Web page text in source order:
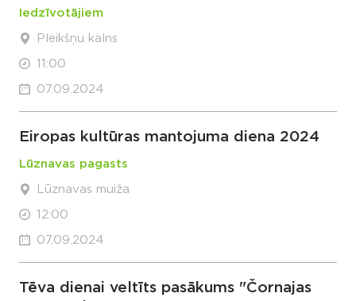
Iedzīvotājiem
Pleikšņu kalns
11:00
07.09.2024
Eiropas kultūras mantojuma diena 2024
Lūznavas pagasts
Lūznavas muiža
12:00
07.09.2024
Tēva dienai veltīts pasākums "Čornajas